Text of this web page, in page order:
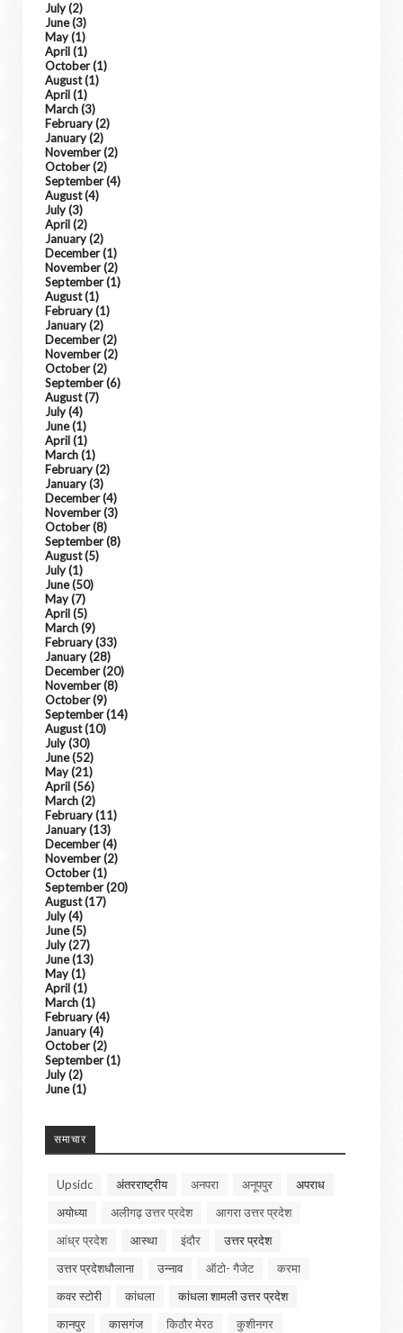
July(2)
June(3)
May(1)
April(1)
October(1)
August(1)
April(1)
March(3)
February(2)
January(2)
November(2)
October(2)
September(4)
August(4)
July(3)
April(2)
January(2)
December(1)
November(2)
September(1)
August(1)
February(1)
January(2)
December(2)
November(2)
October(2)
September(6)
August(7)
July(4)
June(1)
April(1)
March(1)
February(2)
January(3)
December(4)
November(3)
October(8)
September(8)
August(5)
July(1)
June(50)
May(7)
April(5)
March(9)
February(33)
January(28)
December(20)
November(8)
October(9)
September(14)
August(10)
July(30)
June(52)
May(21)
April(56)
March(2)
February(11)
January(13)
December(4)
November(2)
October(1)
September(20)
August(17)
July(4)
June(5)
July(27)
June(13)
May(1)
April(1)
March(1)
February(4)
January(4)
October(2)
September(1)
July(2)
June(1)
समाचार
Upsidc अंतरराष्ट्रीय अनपरा अनूपपुर
अपराध
अयोध्या
अलीगढ़ उत्तर प्रदेश
आगरा उत्तर प्रदेश
आंध्र प्रदेश
आस्था इंदौर
उत्तर प्रदेश
उत्तर प्रदेशधौलाना
उन्नाव ऑटो- गैजेट
करमा
कवर स्टोरी
कांधला
कांधला शामली उत्तर प्रदेश
कानपुर
कासगंज किठौर मेरठ कुशीनगर